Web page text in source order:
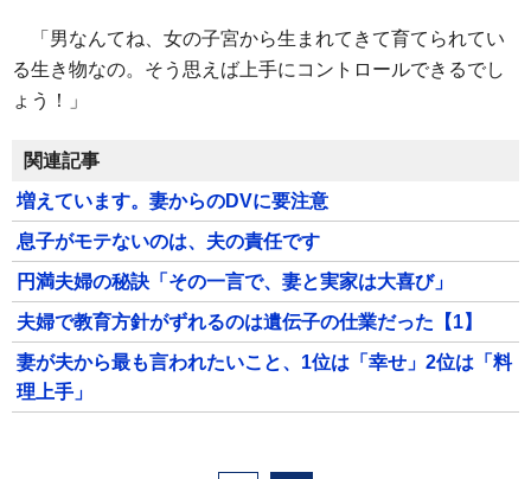
「男なんてね、女の子宮から生まれてきて育てられてい
る生き物なの。そう思えば上手にコントロールできるでし
ょう！」
関連記事
増えています。妻からのDVに要注意
息子がモテないのは、夫の責任です
円満夫婦の秘訣「その一言で、妻と実家は大喜び」
夫婦で教育方針がずれるのは遺伝子の仕業だった【1】
妻が夫から最も言われたいこと、1位は「幸せ」2位は「料
理上手」